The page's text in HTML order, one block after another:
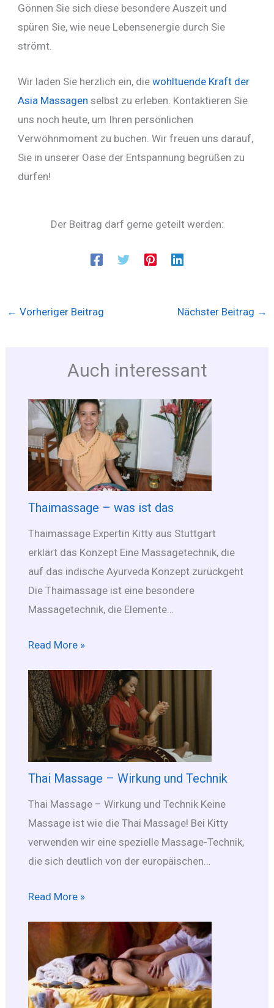
Gönnen Sie sich diese besondere Auszeit und
spüren Sie, wie neue Lebensenergie durch Sie
strömt.
Wir laden Sie herzlich ein, diewohltuende Kraft der
Asia Massagen selbst zu erleben. Kontaktieren Sie
uns noch heute, um Ihren persönlichen
Verwöhnmoment zu buchen. Wir freuen uns darauf,
Sie in unserer Oase der Entspannung begrüßen zu
dürfen!
Der Beitrag darf gerne geteilt werden:
← Vorheriger Beitrag Nächster Beitrag →
Auch interessant
Thaimassage – was ist das
Thaimassage Expertin Kitty aus Stuttgart
erklärt das Konzept Eine Massagetechnik, die
auf das indische Ayurveda Konzept zurückgeht
Die Thaimassage ist eine besondere
Massagetechnik, die Elemente…
Read More »
Thai Massage – Wirkung und Technik
Thai Massage – Wirkung und Technik Keine
Massage ist wie die Thai Massage! Bei Kitty
verwenden wir eine spezielle Massage-Technik,
die sich deutlich von der europäischen…
Read More »